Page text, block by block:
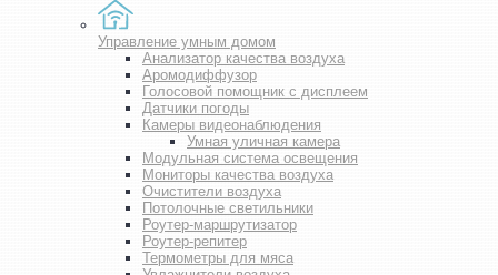
Управление умным домом
Анализатор качества воздуха
Аромодиффузор
Голосовой помощник с дисплеем
Датчики погоды
Камеры видеонаблюдения
Умная уличная камера
Модульная система освещения
Мониторы качества воздуха
Очистители воздуха
Потолочные светильники
Роутер-маршрутизатор
Роутер-репитер
Термометры для мяса